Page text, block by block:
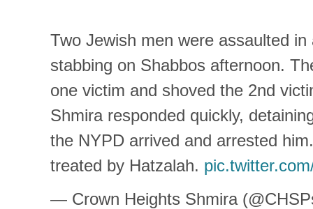
Two Jewish men were assaulted in
stabbing on Shabbos afternoon.
one victim and shoved the 2nd
Shmira responded quickly,
the NYPD arrived and arrested
treated by Hatzalah.
— Crown Heights Shmira